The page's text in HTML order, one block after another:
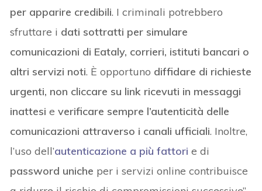
per apparire credibili. I criminali potrebbero
sfruttare i dati sottratti per simulare
comunicazioni di Eataly, corrieri, istituti bancari o
altri servizi noti. È opportuno diffidare di richieste
urgenti, non cliccare su link ricevuti in messaggi
inattesi everificare sempre l’autenticità delle
comunicazioni attraverso i canali ufficiali. Inoltre,
l’uso dell’autenticazione a più fattori e di
password uniche per i servizi online contribuisce